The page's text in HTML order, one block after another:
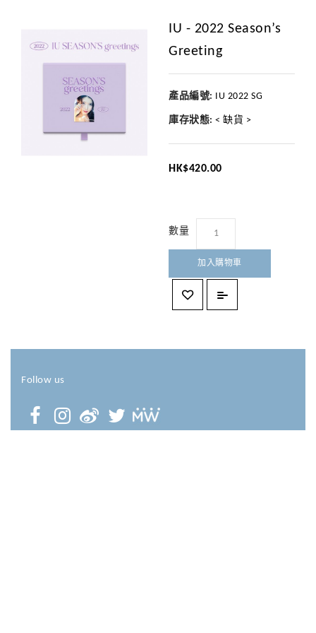
IU - 2022 Season’s
Greeting
產品編號: IU 2022 SG
庫存狀態: < 缺貨 >
HK$420.00
數量
加入購物車
Follow us